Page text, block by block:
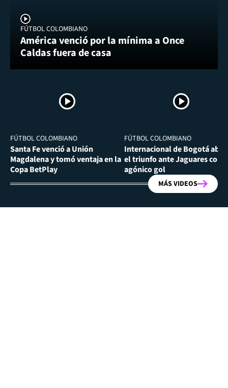
FÚTBOL COLOMBIANO
América venció por la mínima a Once
Caldas fuera de casa
FÚTBOL COLOMBIANO
Santa Fe venció a Unión
Magdalena y tomó ventaja en la
Copa BetPlay
FÚTBOL COLOMBIANO
Internacional de Bogotá
el triunfo ante Jaguares con
agónico gol
MÁS VIDEOS